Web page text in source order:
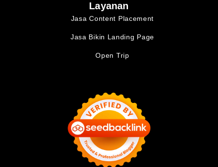
Layanan
Jasa Content Placement
Jasa Bikin Landing Page
Open Trip